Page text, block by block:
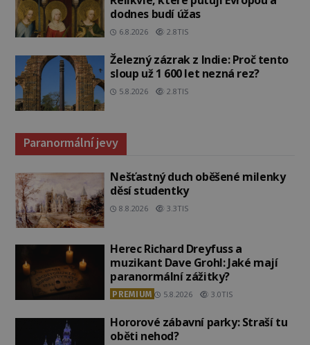
dodnes budí úžas
6.8.2026 2.8TIS
Železný zázrak z Indie: Proč tento
sloup už 1 600 let nezná rez?
5.8.2026 2.8TIS
Paranormální jevy
Nešťastný duch oběšené milenky
děsí studentky
8.8.2026 3.3TIS
Herec Richard Dreyfuss a
muzikant Dave Grohl: Jaké mají
paranormální zážitky?
PREMIUM 5.8.2026 3.0TIS
Hororové zábavní parky: Straší tu
oběti nehod?